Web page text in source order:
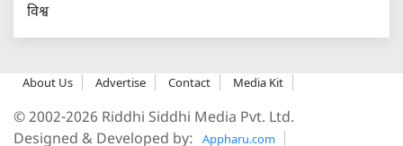
विश्व
About Us Advertise Contact Media Kit
© 2002-2026 Riddhi Siddhi Media Pvt. Ltd.
Designed & Developed by:
Appharu.com